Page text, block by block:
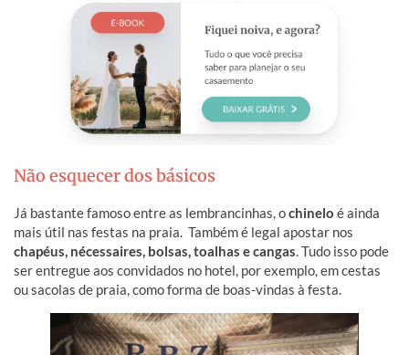
Não esquecer dos básicos
Já bastante famoso entre as lembrancinhas, ochinelo é ainda
mais útil nas festas na praia. Também é legal apostar nos
chapéus, nécessaires, bolsas, toalhas e cangas. Tudo isso pode
ser entregue aos convidados no hotel, por exemplo, em cestas
ou sacolas de praia, como forma de boas-vindas à festa.